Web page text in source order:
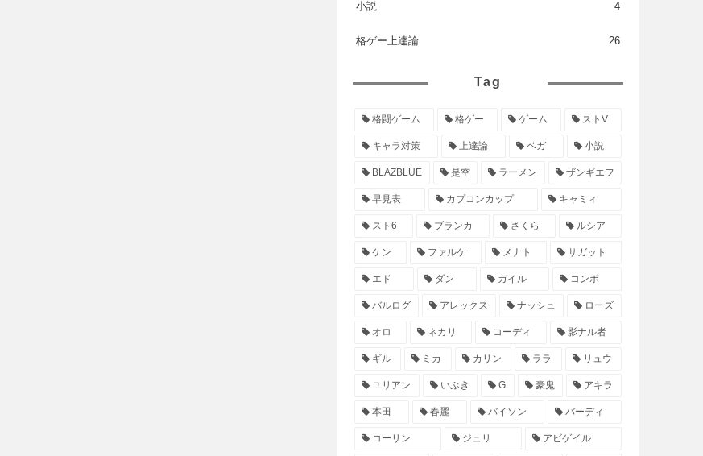
小説 4
格ゲー上達論 26
Tag
格闘ゲーム 格ゲー ゲーム ストV
キャラ対策 上達論 ベガ 小説
BLAZBLUE 是空 ラーメン ザンギエフ
早見表 カプコンカップ キャミィ
スト6 ブランカ さくら ルシア
ケン ファルケ メナト サガット
エド ダン ガイル コンボ
バルログ アレックス ナッシュ ローズ
オロ ネカリ コーディ 影ナル者
ギル ミカ カリン ララ リュウ
ユリアン いぶき G 豪鬼 アキラ
本田 春麗 バイソン バーディ
コーリン ジュリ アビゲイル